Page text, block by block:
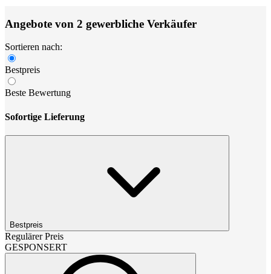
Angebote von 2 gewerbliche Verkäufer
Sortieren nach:
Bestpreis
Beste Bewertung
Sofortige Lieferung
Bestpreis
Regulärer Preis
GESPONSERT